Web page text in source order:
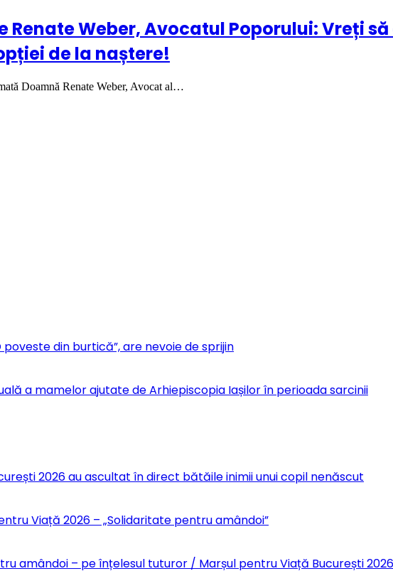
Renate Weber, Avocatul Poporului: Vreți
de la naștere!
Doamnă Renate Weber, Avocat al…
din burtică”, are nevoie de sprijin
a mamelor ajutate de Arhiepiscopia Iașilor în perioada sarcinii
2026 au ascultat în direct bătăile inimii unui copil nenăscut
Viață 2026 – „Solidaritate pentru amândoi”
amândoi – pe înțelesul tuturor / Marșul pentru Viață București 2026